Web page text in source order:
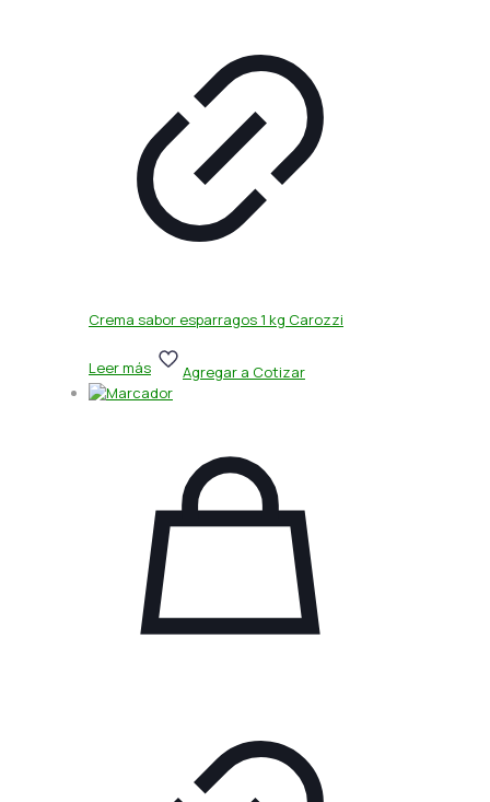
Crema sabor esparragos 1 kg Carozzi
Leer más Agregar a Cotizar